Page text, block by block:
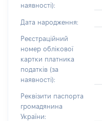
наявності):
Дата народження:
Реєстраційний
номер облікової
картки платника
податків (за
наявності):
Реквізити паспорта
громадянина
України: